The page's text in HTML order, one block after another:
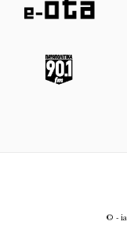
© -